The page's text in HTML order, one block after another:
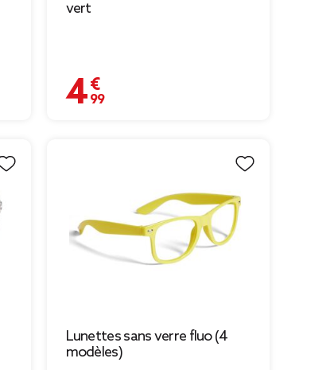
vert
4,99 €
Lunettes sans verre fluo (4
modèles)